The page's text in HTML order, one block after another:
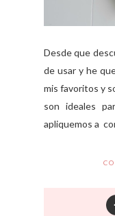
Desde que
de usar y he
mis favoritos y
son ideales
apliquemos a